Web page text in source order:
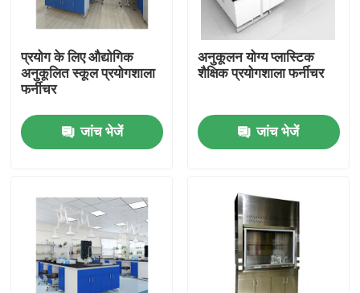
गुणवत्ता नियंत्रण
संपर्क करें
स्कूल प्रयोगशाला फर्नीचर
प्रयोगशाला द्वीप बेंच
प्रयोग के लिए औद्योगिक
अनुकूलित स्कूल प्रयोगशाला
फर्नीचर
जांच भेजें
अनुकूलन योग्य प्लास्टिक
शैक्षिक प्रयोगशाला फर्नीचर
जांच भेजें